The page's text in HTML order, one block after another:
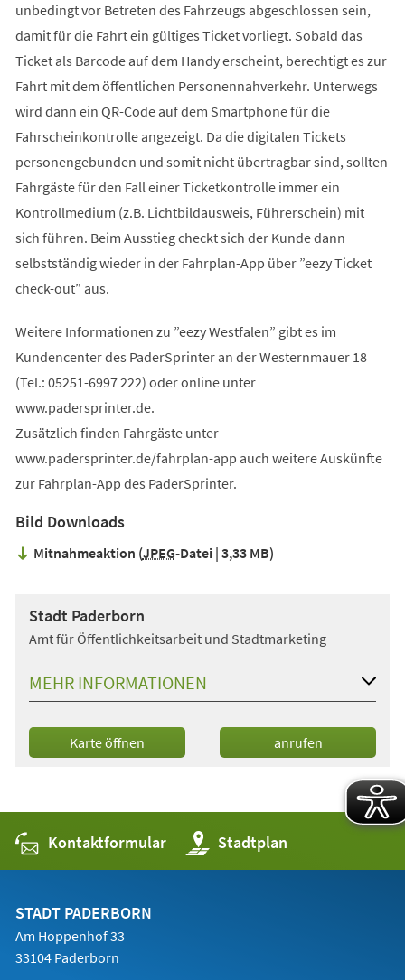
unbedingt vor Betreten des Fahrzeugs abgeschlossen sein,
damit für die Fahrt ein gültiges Ticket vorliegt. Sobald das
Ticket als Barcode auf dem Handy erscheint, berechtigt es zur
Fahrt mit dem öffentlichen Personennahverkehr. Unterwegs
wird dann ein QR-Code auf dem Smartphone für die
Fahrscheinkontrolle angezeigt. Da die digitalen Tickets
personengebunden und somit nicht übertragbar sind, sollten
Fahrgäste für den Fall einer Ticketkontrolle immer ein
Kontrollmedium (z.B. Lichtbildausweis, Führerschein) mit
sich führen. Beim Ausstieg checkt sich der Kunde dann
selbstständig wieder in der Fahrplan-App über ”eezy Ticket
check-out” aus.
Weitere Informationen zu ”eezy Westfalen” gibt es im
Kundencenter des PaderSprinter an der Westernmauer 18
(Tel.: 05251-6997 222) oder online unter
www.padersprinter.de.
Zusätzlich finden Fahrgäste unter
www.padersprinter.de/fahrplan-app auch weitere Auskünfte
zur Fahrplan-App des PaderSprinter.
Bild Downloads
Mitnahmeaktion JPEG-Datei 3,33 MB
Stadt Paderborn
Amt für Öffentlichkeitsarbeit und Stadtmarketing
MEHR INFORMATIONEN
Karte öffnen
(Öffnet
in
anrufen
Kontaktformular Stadtplan
(Öffnet
in
einem
STADT PADERBORN
Am Hoppenhof 33
33104 Paderborn